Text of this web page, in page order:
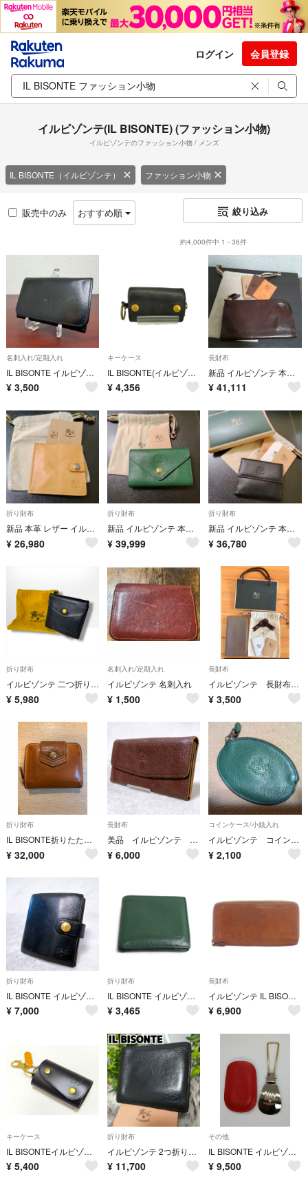
ログイン 会員登録
イルビゾンテ(IL BISONTE) (ファッション小物)
イルビゾンテのファッション小物 / メンズ
IL BISONTE（イルビゾンテ） ファッション小物
販売中のみ おすすめ順 絞り込み
約4,000件中 1 - 36件
名刺入れ/定期入れ
IL BISONTE イルビゾンテ カードケース 名刺入れ ブラック 本革
¥ 3,500
キーケース
IL BISONTE(イルビゾンテ) レザー キーケース メンズ 財布・ケース
¥ 4,356
長財布
新品 イルビゾンテ 本革 バケッタ レザー 長財布 ウォレット Wジップ ダークブラウン 焦げ茶
¥ 41,111
折り財布
新品 本革 レザー イルビゾンテ 財布 折り財布 スナップ ナチュラル ヌメ
¥ 26,980
折り財布
新品 イルビゾンテ 本革 レザー 財布 スナップ ウォレット ミドル ヴェルデ グリーン 緑
¥ 39,999
折り財布
新品 イルビゾンテ 本革 レザー 財布 スナップ ウォレット ブラック NERO
¥ 36,780
折り財布
イルビゾンテ 二つ折り財布 ブラック 本革 レザー FIOCCHI
¥ 5,980
名刺入れ/定期入れ
イルビゾンテ 名刺入れ
¥ 1,500
長財布
イルビゾンテ 長財布（札入れ）
¥ 3,500
折り財布
IL BISONTE折りたたみ財布
¥ 32,000
長財布
美品 イルビゾンテ 長財布 シボ革 ブラウン かぶせ レザーウォレット 茶色
¥ 6,000
コインケース/小銭入れ
イルビゾンテ コインケース
¥ 2,100
折り財布
IL BISONTE イルビゾンテ 二つ折り財布 ブラック 金ボタン レザー 黒
¥ 7,000
折り財布
IL BISONTE イルビゾンテ 二つ折り財布 グリーン 54_1_411853 メンズ【中古】
¥ 3,465
長財布
イルビゾンテ IL BISONTE 長財布 小銭入れあり レザー 茶色
¥ 6,900
キーケース
IL BISONTEイルビゾンテ ブラック系レザー キーケース 美品
¥ 5,400
折り財布
イルビゾンテ 2つ折り財布 ブラック レザー IL BISONTE 財布 黒 牛革 カードケース男性小銭入れ女性 ミニ財布 札入れ
¥ 11,700
その他
IL BISONTE イルビゾンテ 携帯用 靴べら レザーケース付き レッド
¥ 9,500